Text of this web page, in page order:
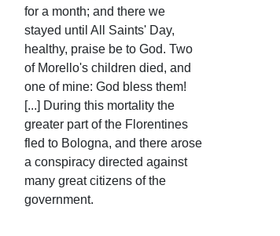
for a month; and there we
stayed until All Saints' Day,
healthy, praise be to God. Two
of Morello's children died, and
one of mine: God bless them!
[...] During this mortality the
greater part of the Florentines
fled to Bologna, and there arose
a conspiracy directed against
many great citizens of the
government.